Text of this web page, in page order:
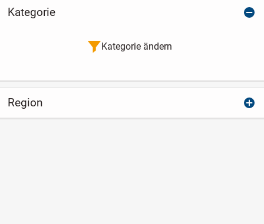
Kategorie
Kategorie ändern
Region